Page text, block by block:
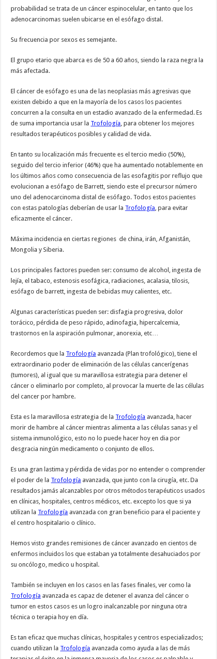
probabilidad se trata de un cáncer espinocelular, en tanto que los
adenocarcinomas suelen ubicarse en el esófago distal.
Su frecuencia por sexos es semejante.
El grupo etario que abarca es de 50 a 60 años, siendo la raza negra la
más afectada.
El cáncer de esófago es una de las neoplasias más agresivas que
existen debido a que en la mayoría de los casos los pacientes
concurren a la consulta en un estadio avanzado de la enfermedad. Es
de suma importancia usar la Trofología , para obtener los mejores
resultados terapéuticos posibles y calidad de vida.
En tanto su localización más frecuente es el tercio medio (50%),
seguido del tercio inferior (46%) que ha aumentado notablemente en
los últimos años como consecuencia de las esofagitis por reflujo que
evolucionan a esófago de Barrett, siendo este el precursor número
uno del adenocarcinoma distal de esófago. Todos estos pacientes
con estas patologías deberían de usar la Trofología , para evitar
eficazmente el cáncer.
Máxima incidencia en ciertas regiones de china, irán, Afganistán,
Mongolia y Siberia.
Los principales factores pueden ser: consumo de alcohol, ingesta de
lejía, el tabaco, estenosis esofágica, radiaciones, acalasia, tilosis,
esófago de barrett, ingesta de bebidas muy calientes, etc.
Algunas características pueden ser: disfagia progresiva, dolor
torácico, pérdida de peso rápido, adinofagia, hipercalcemia,
trastornos en la aspiración pulmonar, anorexia, etc…
Recordemos que la Trofología avanzada (Plan trofológico), tiene el
extraordinario poder de eliminación de las células cancerígenas
(tumores), al igual que su maravillosa estrategia para detener el
cáncer o eliminarlo por completo, al provocar la muerte de las células
del cancer por hambre.
Esta es la maravillosa estrategia de la Trofología avanzada, hacer
morir de hambre al cáncer mientras alimenta a las células sanas y el
sistema inmunológico, esto no lo puede hacer hoy en dia por
desgracia ningún medicamento o conjunto de ellos.
Es una gran lastima y pérdida de vidas por no entender o comprender
el poder de la Trofología avanzada, que junto con la cirugía, etc. Da
resultados jamás alcanzables por otros métodos terapéuticos usados
en clínicas, hospitales, centros médicos, etc. excepto los que si ya
utilizan la Trofología avanzada con gran beneficio para el paciente y
el centro hospitalario o clínico.
Hemos visto grandes remisiones de cáncer avanzado en cientos de
enfermos incluidos los que estaban ya totalmente desahuciados por
su oncólogo, medico u hospital.
También se incluyen en los casos en las fases finales, ver como la
Trofología avanzada es capaz de detener el avanza del cáncer o
tumor en estos casos es un logro inalcanzable por ninguna otra
técnica o terapia hoy en día.
Es tan eficaz que muchas clínicas, hospitales y centros especializados;
cuando utilizan la Trofología avanzada como ayuda a las de más